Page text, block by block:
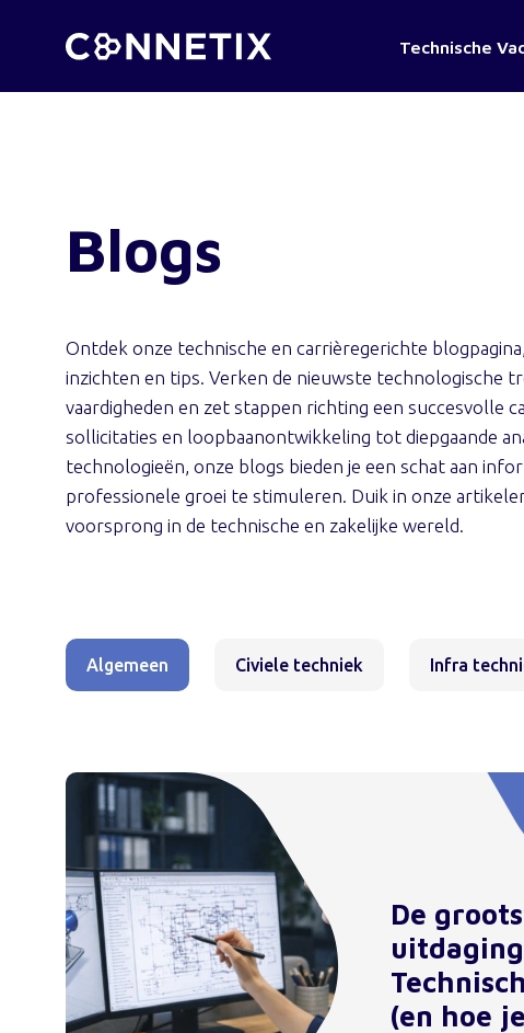
Technische
Blogs
Ontdek onze technische en carrièregerichte
inzichten en tips. Verken de nieuwste technologische
vaardigheden en zet stappen richting een succesvolle
sollicitaties en loopbaanontwikkeling tot diepgaande
technologieën, onze blogs bieden je een schat aan
professionele groei te stimuleren. Duik in onze
voorsprong in de technische en zakelijke wereld.
Algemeen Civiele techniek Infra
De
(en hoe